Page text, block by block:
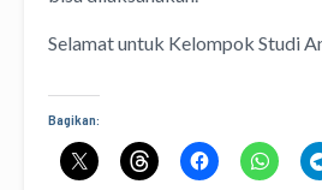
Selamat untuk Kelompok Studi
Bagikan: